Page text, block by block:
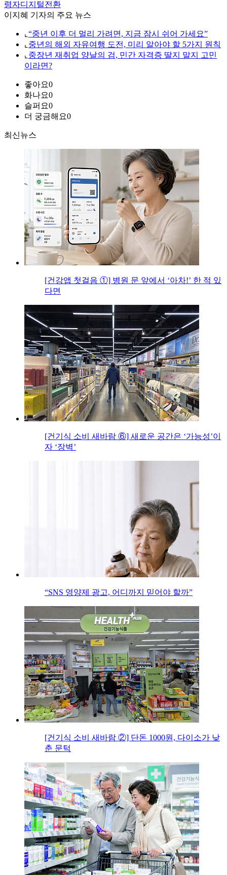
령자디지털전환
이지혜 기자의 주요 뉴스
⌞ “중년 이후 더 멀리 가려면, 지금 잠시 쉬어 가세요”
⌞ 중년의 해외 자유여행 도전, 미리 알아야 할 5가지 원칙
⌞ 중장년 재취업 양날의 검, 민간 자격증 딸지 말지 고민
이라면?
좋아요0
화나요0
슬퍼요0
더 궁금해요0
최신뉴스
[건강앱 첫걸음 ①] 병원 문 앞에서 ‘아차!’ 한 적 있
다면
[건기식 소비 새바람 ⑥] 새로운 공간은 ‘가능성’이
자 ‘장벽’
“SNS 영양제 광고, 어디까지 믿어야 할까”
[건기식 소비 새바람 ②] 단돈 1000원, 다이소가 낮
춘 문턱